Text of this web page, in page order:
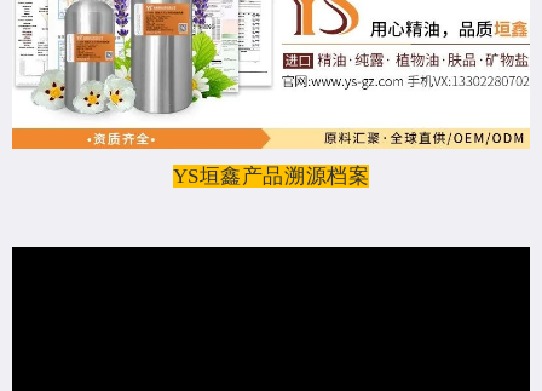
YS垣鑫产品溯源档案